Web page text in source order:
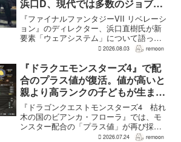
浜口D、現代では多数のジョブを
1作に盛り込むのは極めて困難と
説明
『ファイナルファンタジーVII リベレーシ
ョン』のディレクター、浜口直樹氏が新
要素「ウェアシステム」について語っ
た。本作では8人のパーティキャラクター
が、キャラクター数が多いため、作業量
はかなりのものにな...
2026.08.03 remoon
『ドラクエモンスターズ4』で配
合のプラス値が復活。値が高いと
親より高ランクの子どもが生まれ
ることも
『ドラゴンクエストモンスターズ4 枯れ
木の国のビアンカ・フローラ』では、モ
ンスター配合の「プラス値」が再び採用
される。配合を繰り返すことで数値が増
2026.07.24 remoon